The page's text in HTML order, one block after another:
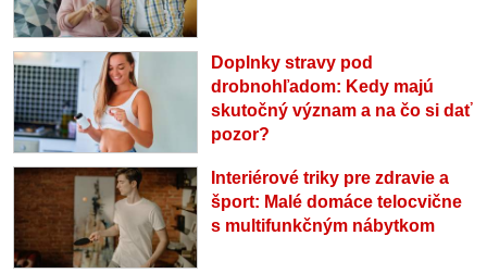
Doplnky stravy pod
drobnohľadom: Kedy majú
skutočný význam a na čo si dať
pozor?
Interiérové triky pre zdravie a
šport: Malé domáce telocvične
s multifunkčným nábytkom